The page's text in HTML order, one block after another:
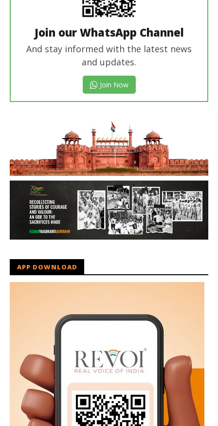
Join our WhatsApp Channel
And stay informed with the latest news
and updates.
Join Now
APP DOWNLOAD